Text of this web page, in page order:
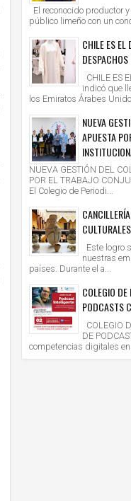
El reconocido productor
público limeño con un
CHILE ES EL
CHILE ES
indicó que
los Emiratos Árabes
NUEVA
APUESTA
NUEVA GESTIÓN DEL
POR EL TRABAJO
El Colegio de Periodi...
Este logro
nuestras
países. Durante el a...
COLEGIO
PODCASTS
COLEGIO
DE
competencias digitales en